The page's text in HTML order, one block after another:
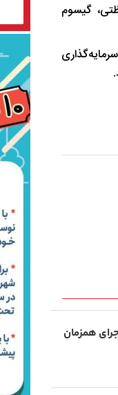
گیسوم
همزمان